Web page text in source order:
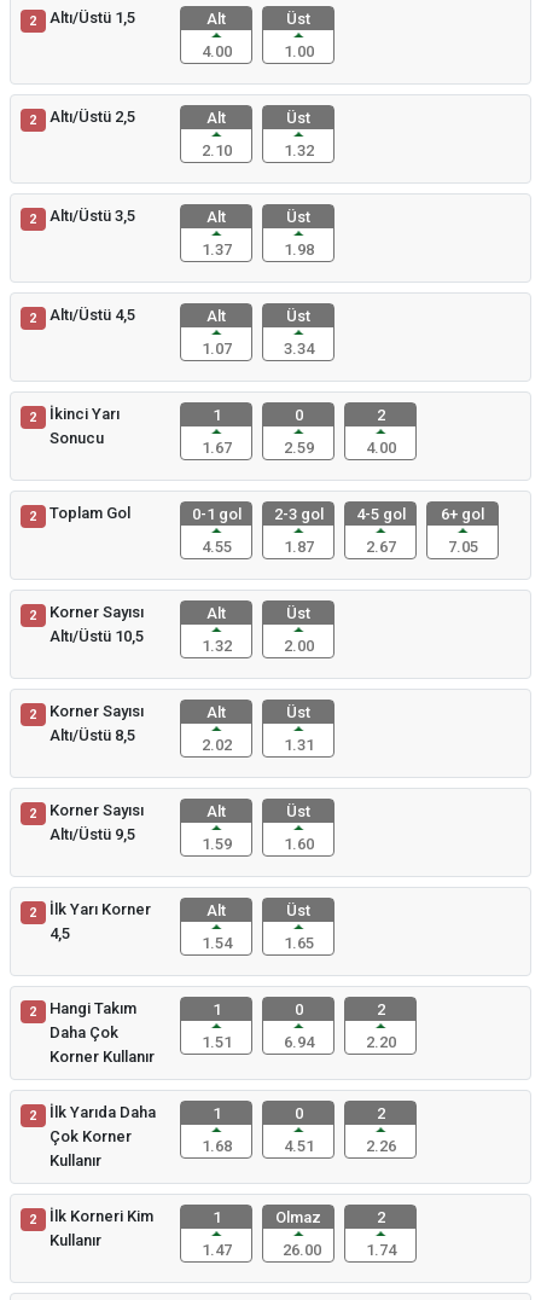
2 Altı/Üstü 1,5
Alt
4.00
Üst
1.00
2 Altı/Üstü 2,5
Alt
2.10
Üst
1.32
2 Altı/Üstü 3,5
Alt
1.37
Üst
1.98
2 Altı/Üstü 4,5
Alt
1.07
Üst
3.34
2
İkinci Yarı
Sonucu
1
1.67
0
2.59
2
4.00
2 Toplam Gol
0-1 gol
4.55
2-3 gol
1.87
4-5 gol
2.67
6+ gol
7.05
2
Korner Sayısı
Altı/Üstü 10,5
Alt
1.32
Üst
2.00
2
Korner Sayısı
Altı/Üstü 8,5
Alt
2.02
Üst
1.31
2
Korner Sayısı
Altı/Üstü 9,5
Alt
1.59
Üst
1.60
2
İlk Yarı Korner
4,5
Alt
1.54
Üst
1.65
2
Hangi Takım
Daha Çok
Korner Kullanır
1
1.51
0
6.94
2
2.20
2
İlk Yarıda Daha
Çok Korner
Kullanır
1
1.68
0
4.51
2
2.26
2
İlk Korneri Kim
Kullanır
1
1.47
Olmaz
26.00
2
1.74